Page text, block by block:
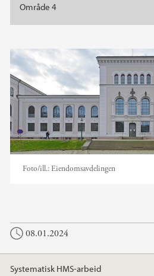
Område 4
Foto/ill.:Eiendomsavdelingen
08.01.2024
Systematisk HMS-arbeid